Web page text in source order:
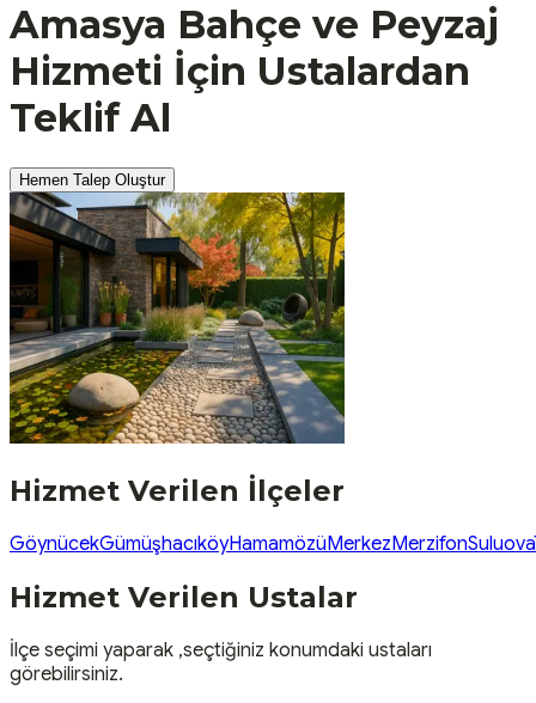
Amasya Bahçe ve Peyzaj
Hizmeti İçin Ustalardan
Teklif Al
Hemen Talep Oluştur
Hizmet Verilen İlçeler
GöynücekGümüşhacıköyHamamözüMerkezMerzifonSuluova
Hizmet Verilen Ustalar
İlçe seçimi yaparak ,seçtiğiniz konumdaki ustaları
görebilirsiniz.